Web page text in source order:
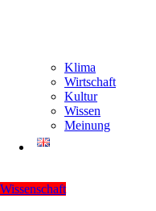
Klima
Wirtschaft
Kultur
Wissen
Meinung
Wissenschaft